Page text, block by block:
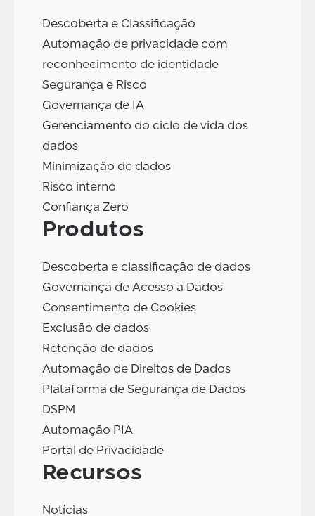
Descoberta e Classificação
Automação de privacidade com
reconhecimento de identidade
Segurança e Risco
Governança de IA
Gerenciamento do ciclo de vida dos
dados
Minimização de dados
Risco interno
Confiança Zero
Produtos
Descoberta e classificação de dados
Governança de Acesso a Dados
Consentimento de Cookies
Exclusão de dados
Retenção de dados
Automação de Direitos de Dados
Plataforma de Segurança de Dados
DSPM
Automação PIA
Portal de Privacidade
Recursos
Notícias